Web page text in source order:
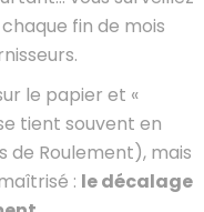
fin de mois
le papier et «
tient souvent en
de Roulement), mais
: le décalage